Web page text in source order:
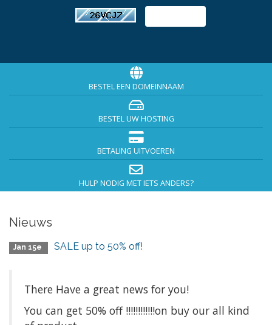
BESTEL EEN DOMEINNAAM
BESTEL UW HOSTING
BETALING UITVOEREN
HULP NODIG MET IETS ANDERS?
Nieuws
Jan 15e SALE up to 50% off!
There Have a great news for you!
You can get 50% off !!!!!!!!!!!!on buy our all kind